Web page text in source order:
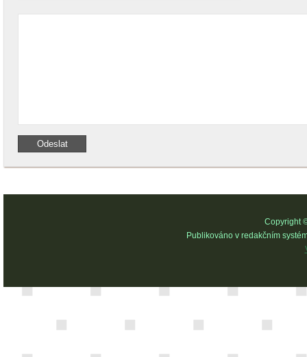
Copyright
Publikováno v redakčním